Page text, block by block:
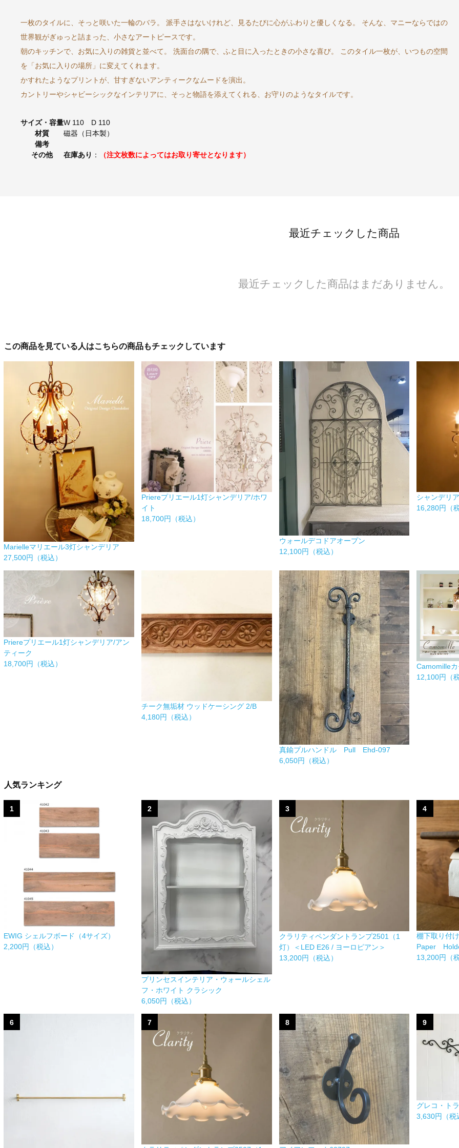
一枚のタイルに、そっと咲いた一輪のバラ。 派手さはないけれど、見るたびに心がふわりと優しくなる。 そんな、マニーならではの
世界観がぎゅっと詰まった、小さなアートピースです。
朝のキッチンで、お気に入りの雑貨と並べて。 洗面台の隅で、ふと目に入ったときの小さな喜び。 このタイル一枚が、いつもの空間
を「お気に入りの場所」に変えてくれます。
かすれたようなプリントが、甘すぎないアンティークなムードを演出。
カントリーやシャビーシックなインテリアに、そっと物語を添えてくれる、お守りのようなタイルです。
サイズ・容量W 110 D 110
材質
磁器（日本製）
備考
その他
在庫あり ： （注文枚数によってはお取り寄せとなります）
最近チェックした商品
最近チェックした商品はまだありません。
この商品を見ている人はこちらの商品もチェックしています
Marielleマリエール3灯シャンデリア
27,500円（税込）
Priereプリエール1灯シャンデリア/ホワ
イト
18,700円（税込）
ウォールデコドアオープン
12,100円（税込）
シャンデリ
16,280円（
Priereプリエール1灯シャンデリア/アン
ティーク
18,700円（税込）
チーク無垢材 ウッドケーシング 2/B
4,180円（税込）
真鍮プルハンドル Pull Ehd-097
6,050円（税込）
Camomille
12,100円（
人気ランキング
1
EWIG シェルフボード（4サイズ）
2,200円（税込）
2
プリンセスインテリア・ウォールシェル
フ・ホワイト クラシック
6,050円（税込）
3
クラリティペンダントランプ2501（1
灯）＜LED E26 / ヨーロピアン＞
13,200円（税込）
4
棚下取り付
Paper
13,200円（
6 7 8 9
グレコ・ト
3,630円（税